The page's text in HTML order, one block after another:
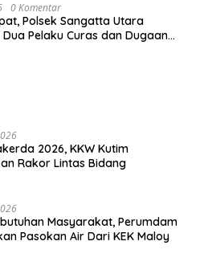
0 Komentar
Polsek Sangatta Utara
Pelaku Curas dan Dugaan
2026, KKW Kutim
Rakor Lintas Bidang
Masyarakat, Perumdam
Pasokan Air Dari KEK Maloy